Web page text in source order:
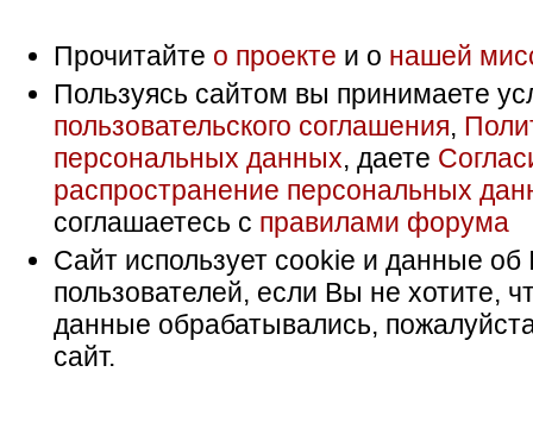
Прочитайте о проекте и о нашей
Пользуясь сайтом вы принимаете
пользовательского соглашения,
персональных данных, даете
распространение персональных
соглашаетесь с правилами форума
Сайт использует cookie и данные об
пользователей, если Вы не хотите,
данные обрабатывались,
сайт.